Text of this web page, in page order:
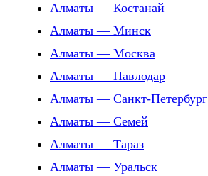
Алматы — Костанай
Алматы — Минск
Алматы — Москва
Алматы — Павлодар
Алматы — Санкт-Петербург
Алматы — Семей
Алматы — Тараз
Алматы — Уральск